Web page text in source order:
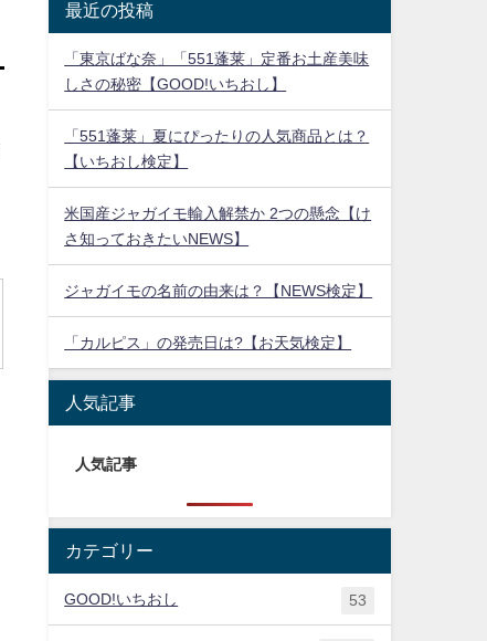
最近の投稿
「東京ばな奈」「551蓬莱」定番お土産美味
しさの秘密【GOOD!いちおし】
「551蓬莱」夏にぴったりの人気商品とは？
【いちおし検定】
米国産ジャガイモ輸入解禁か 2つの懸念【け
さ知っておきたいNEWS】
ジャガイモの名前の由来は？【NEWS検定】
「カルピス」の発売日は?【お天気検定】
人気記事
人気記事
カテゴリー
GOOD!いちおし 53